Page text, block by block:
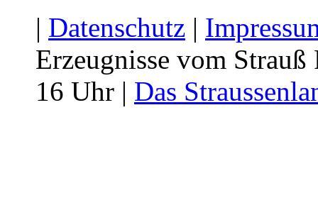
| Datenschutz |
Erzeugnisse vom
16 Uhr | Das